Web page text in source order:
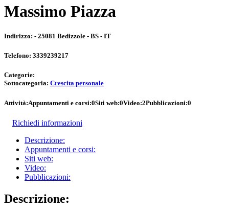
Massimo Piazza
Indirizzo: - 25081 Bedizzole - BS - IT
Telefono: 3339239217
Categorie:
Sottocategoria: Crescita personale
Attività:Appuntamenti e corsi:0Siti web:0Video:2Pubblicazioni:0
Richiedi informazioni
Descrizione:
Appuntamenti e corsi:
Siti web:
Video:
Pubblicazioni:
Descrizione: